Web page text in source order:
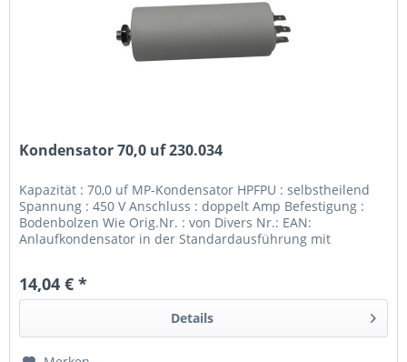
Kondensator 70,0 uf 230.034
Kapazität : 70,0 uf MP-Kondensator HPFPU : selbstheilend
Spannung : 450 V Anschluss : doppelt Amp Befestigung :
Bodenbolzen Wie Orig.Nr. : von Divers Nr.: EAN:
Anlaufkondensator in der Standardausführung mit
14,04 € *
Details